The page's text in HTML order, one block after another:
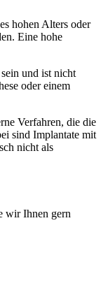
hohen Alters oder
Eine hohe
und ist nicht
oder einem
Verfahren, die die
sind Implantate mit
nicht als
wir Ihnen gern